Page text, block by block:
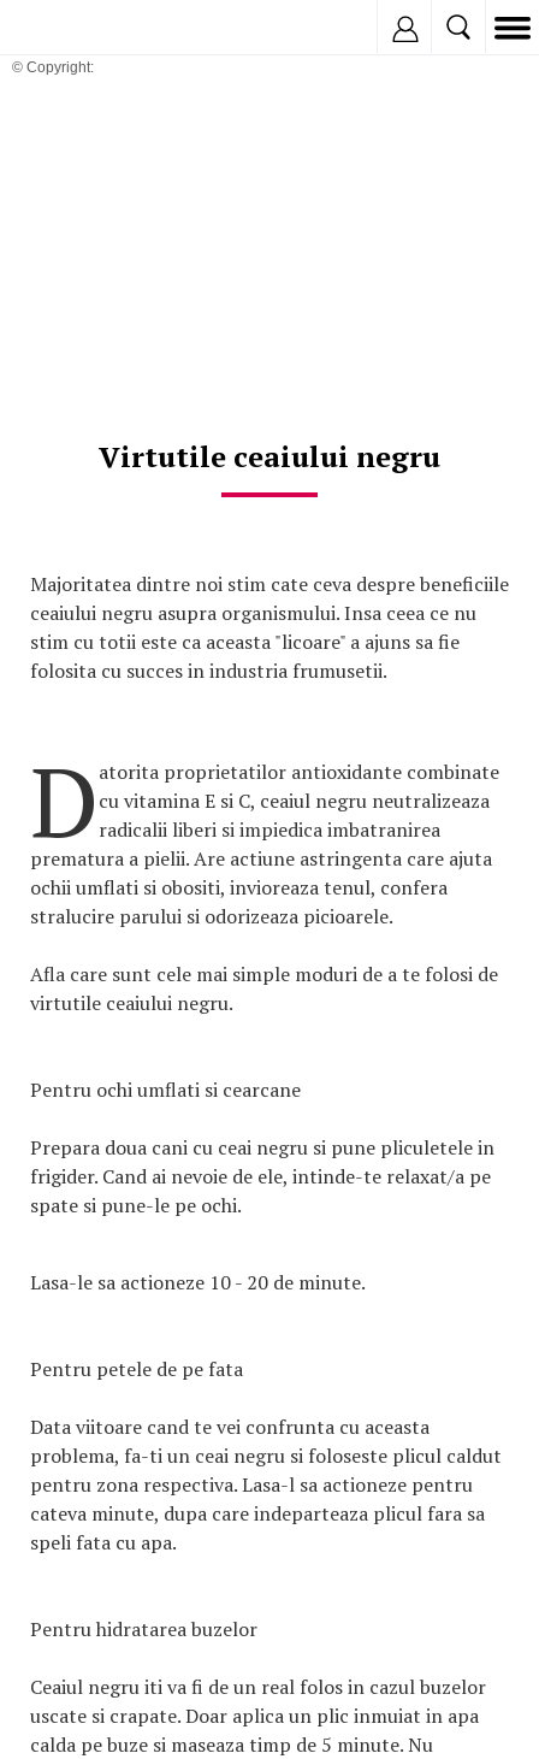
© Copyright:
Virtutile ceaiului negru
Majoritatea dintre noi stim cate ceva despre beneficiile
ceaiului negru asupra organismului. Insa ceea ce nu
stim cu totii este ca aceasta "licoare" a ajuns sa fie
folosita cu succes in industria frumusetii.
D atorita proprietatilor antioxidante combinate
cu vitamina E si C, ceaiul negru neutralizeaza
radicalii liberi si impiedica imbatranirea
prematura a pielii. Are actiune astringenta care ajuta
ochii umflati si obositi, invioreaza tenul, confera
stralucire parului si odorizeaza picioarele.
Afla care sunt cele mai simple moduri de a te folosi de
virtutile ceaiului negru.
Pentru ochi umflati si cearcane
Prepara doua cani cu ceai negru si pune pliculetele in
frigider. Cand ai nevoie de ele, intinde-te relaxat/a pe
spate si pune-le pe ochi.
Lasa-le sa actioneze 10 - 20 de minute.
Pentru petele de pe fata
Data viitoare cand te vei confrunta cu aceasta
problema, fa-ti un ceai negru si foloseste plicul caldut
pentru zona respectiva. Lasa-l sa actioneze pentru
cateva minute, dupa care indeparteaza plicul fara sa
speli fata cu apa.
Pentru hidratarea buzelor
Ceaiul negru iti va fi de un real folos in cazul buzelor
uscate si crapate. Doar aplica un plic inmuiat in apa
calda pe buze si maseaza timp de 5 minute. Nu